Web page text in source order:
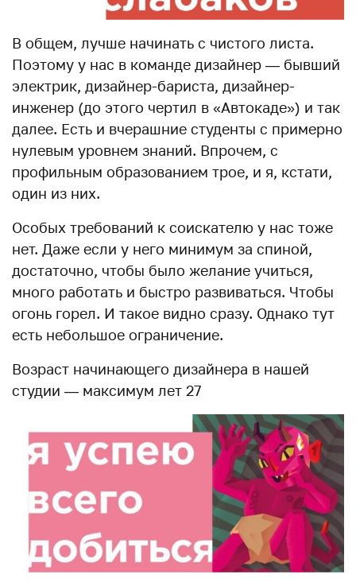
В общем, лучше начинать с чистого листа.
Поэтому у нас в команде дизайнер — бывший
электрик, дизайнер-бариста, дизайнер-
инженер (до этого чертил в «Автокаде») и так
далее. Есть и вчерашние студенты с примерно
нулевым уровнем знаний. Впрочем, с
профильным образованием трое, и я, кстати,
один из них.
Особых требований к соискателю у нас тоже
нет. Даже если у него минимум за спиной,
достаточно, чтобы было желание учиться,
много работать и быстро развиваться. Чтобы
огонь горел. И такое видно сразу. Однако тут
есть небольшое ограничение.
Возраст начинающего дизайнера в нашей
студии — максимум лет 27